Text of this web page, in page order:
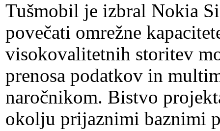
Tušmobil je izbral Nokia
povečati omrežne
visokovalitetnih storitev
prenosa podatkov in
naročnikom. Bistvo
okolju prijaznimi baznimi